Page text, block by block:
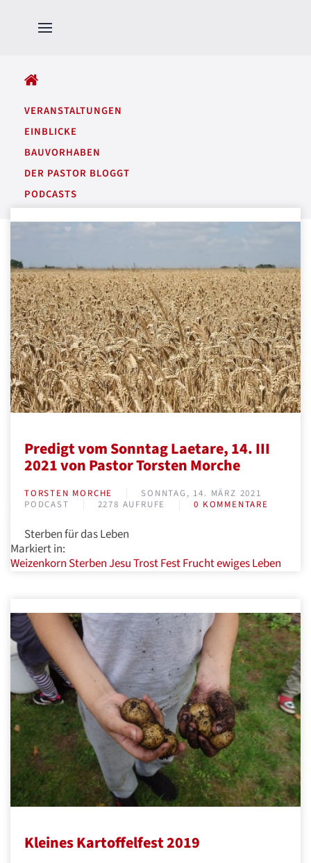
VERANSTALTUNGEN
EINBLICKE
BAUVORHABEN
DER PASTOR BLOGGT
PODCASTS
Predigt vom Sonntag Laetare, 14. III
2021 von Pastor Torsten Morche
TORSTEN MORCHE
SONNTAG, 14. MÄRZ 2021
PODCAST
2278 AUFRUFE 0 KOMMENTARE
Sterben für das Leben
Markiert in:
Weizenkorn Sterben JesuTrostFestFruchtewiges Leben
Kleines Kartoffelfest 2019